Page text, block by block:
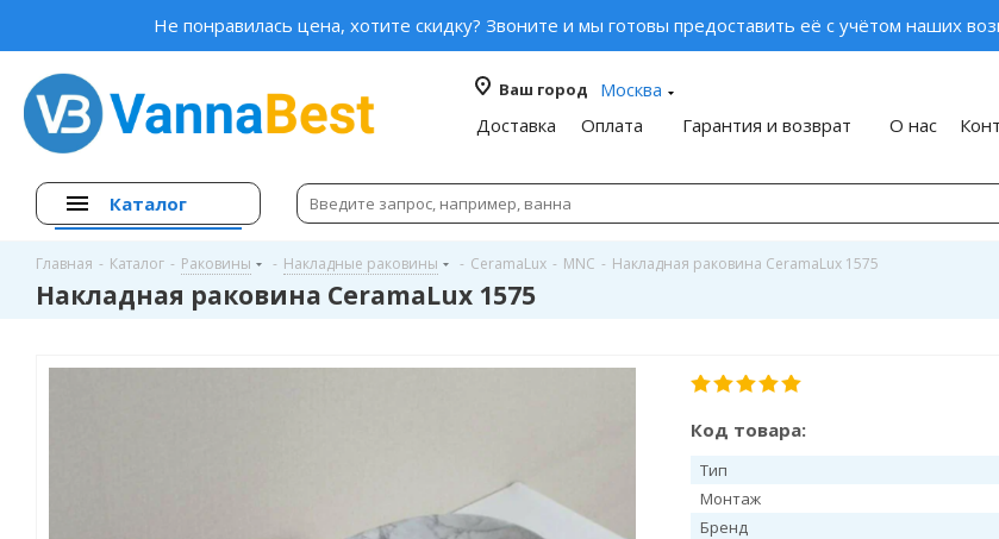
Не понравилась цена, хотите скидку? Звоните и мы готовы предоставить её с учётом наших
Ваш город
Москва
Доставка
Оплата Гарантия и возврат О нас
Каталог
Главная - Каталог - Раковины - Накладные раковины - CeramaLux - MNC - Накладная раковина CeramaLux 1575
Накладная раковина CeramaLux 1575
Код товара:
Тип
Монтаж
Бренд